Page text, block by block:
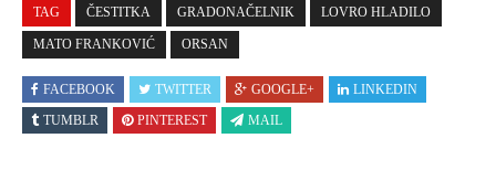
TAG ČESTITKA GRADONAČELNIK LOVRO HLADILO
MATO FRANKOVIĆ ORSAN
FACEBOOK TWITTER GOOGLE+
LINKEDIN
TUMBLR
PINTEREST MAIL